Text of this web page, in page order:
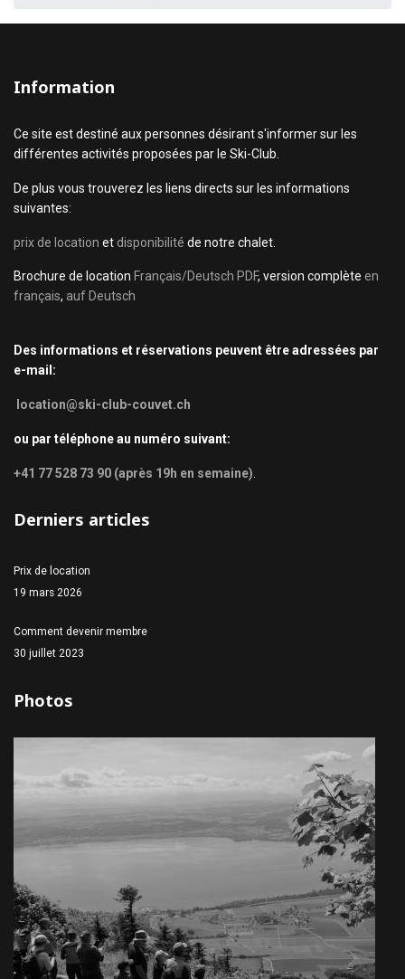
Information
Ce site est destiné aux personnes désirant s'informer sur les
différentes activités proposées par le Ski-Club.
De plus vous trouverez les liens directs sur les informations
suivantes:
prix de location et disponibilité de notre chalet.
Brochure de location Français/Deutsch PDF, version complète en
français, auf Deutsch
Des informations et réservations peuvent être adressées par
e-mail:
location@ski-club-couvet.ch
ou par téléphone au numéro suivant:
+41 77 528 73 90 (après 19h en semaine)
Derniers articles
Prix de location
19 mars 2026
Comment devenir membre
30 juillet 2023
Photos